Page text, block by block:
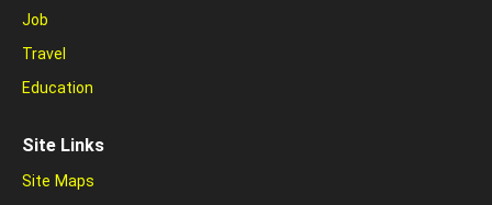
Job
Travel
Education
Site Links
Site Maps